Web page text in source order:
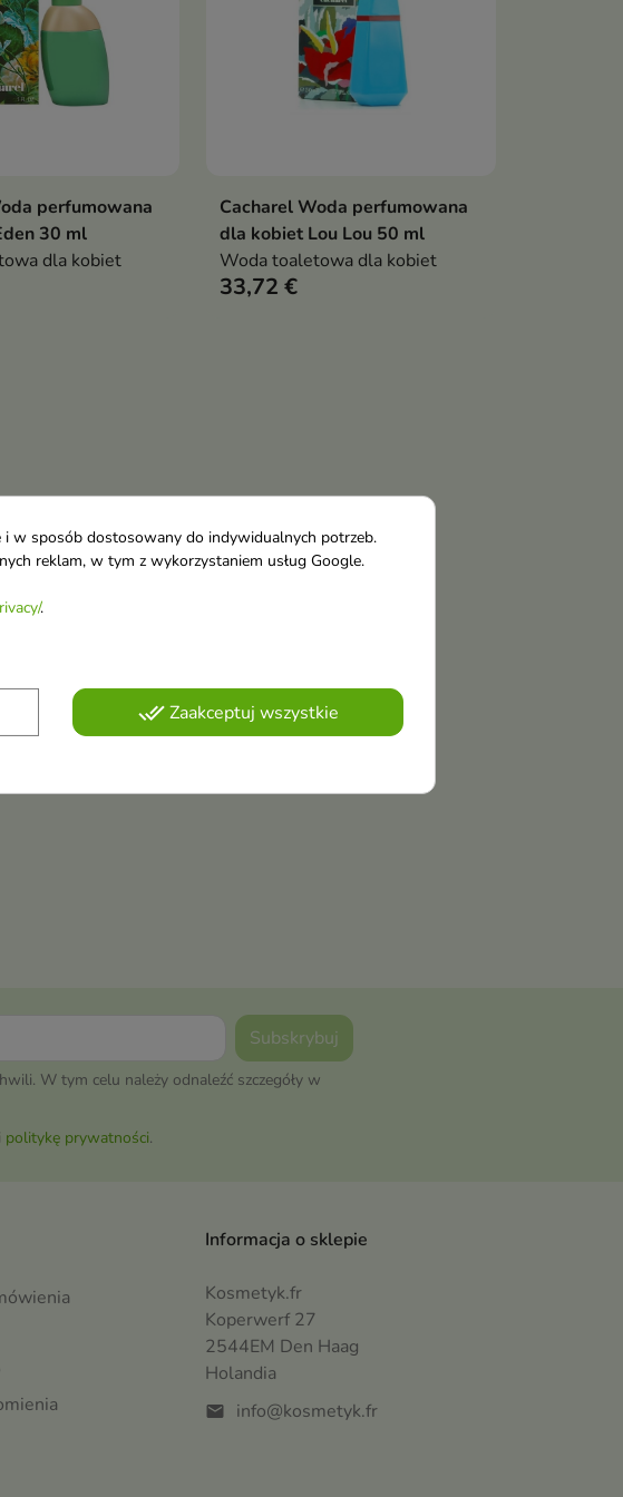
Dodaj do koszyka
perfumowana
30 ml
dla kobiet
Dodaj do koszyka
Cacharel Woda perfumowana
dla kobiet Lou Lou 50 ml
Woda toaletowa dla kobiet
33,72 €
W tym celu należy odnaleźć szczegóły w
politykę prywatności.
Informacja o sklepie
Kosmetyk.fr
Koperwerf 27
2544EM Den Haag
Holandia
mail info@kosmetyk.fr
i w sposób dostosowany do indywidualnych potrzeb.
reklam, w tym z wykorzystaniem usług Google.
.
done_allZaakceptuj wszystkie